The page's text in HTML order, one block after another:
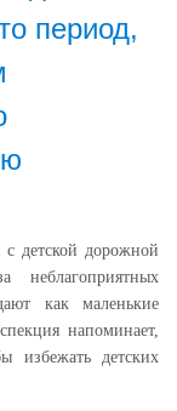
период,
детской дорожной
неблагоприятных
как маленькие
напоминает,
избежать детских